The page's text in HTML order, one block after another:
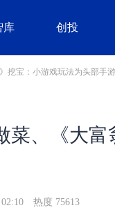
库 创投
挖宝：小游戏玩法为头部手
菜、《大
热度 75613